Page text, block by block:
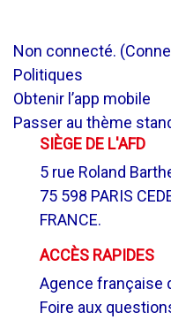
Non connecté. (
Politiques
Obtenir l’app mobile
Passer au thème
SIÈGE DE L'AFD
5 rue Roland
75 598 PARIS
FRANCE.
ACCÈS RAPIDES
Agence française
Foire aux